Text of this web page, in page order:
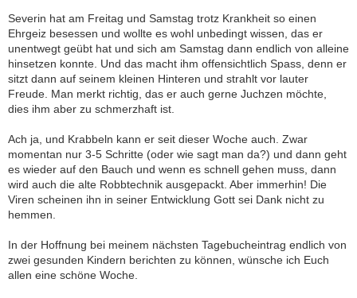
Severin hat am Freitag und Samstag trotz Krankheit so einen
Ehrgeiz besessen und wollte es wohl unbedingt wissen, das er
unentwegt geübt hat und sich am Samstag dann endlich von alleine
hinsetzen konnte. Und das macht ihm offensichtlich Spass, denn er
sitzt dann auf seinem kleinen Hinteren und strahlt vor lauter
Freude. Man merkt richtig, das er auch gerne Juchzen möchte,
dies ihm aber zu schmerzhaft ist.
Ach ja, und Krabbeln kann er seit dieser Woche auch. Zwar
momentan nur 3-5 Schritte (oder wie sagt man da?) und dann geht
es wieder auf den Bauch und wenn es schnell gehen muss, dann
wird auch die alte Robbtechnik ausgepackt. Aber immerhin! Die
Viren scheinen ihn in seiner Entwicklung Gott sei Dank nicht zu
hemmen.
In der Hoffnung bei meinem nächsten Tagebucheintrag endlich von
zwei gesunden Kindern berichten zu können, wünsche ich Euch
allen eine schöne Woche.